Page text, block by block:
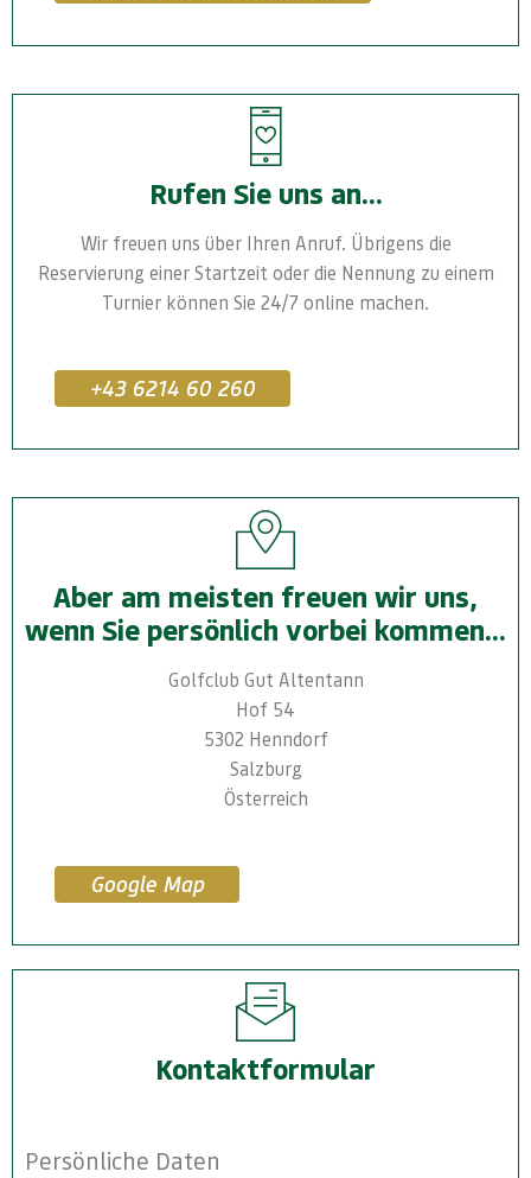
Rufen Sie uns an...
Wir freuen uns über Ihren Anruf. Übrigens die
Reservierung einer Startzeit oder die Nennung zu einem
Turnier können Sie 24/7 online machen.
+43 6214 60 260
Aber am meisten freuen wir uns,
wenn Sie persönlich vorbei kommen...
Golfclub Gut Altentann
Hof 54
5302 Henndorf
Salzburg
Österreich
Google Map
Kontaktformular
Persönliche Daten